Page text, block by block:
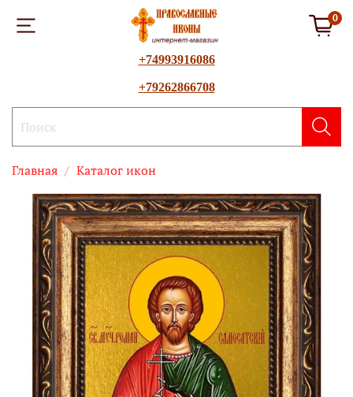
0
+74993916086
+79262866708
Главная Каталог икон